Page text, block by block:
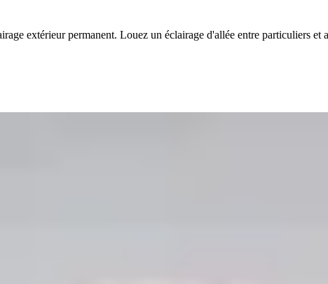
extérieur permanent. Louez un éclairage d'allée entre particuliers et